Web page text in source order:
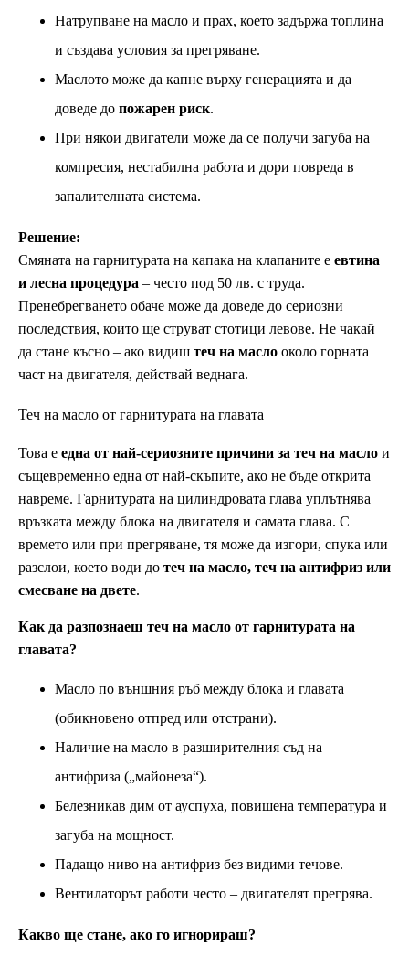
Натрупване на масло и прах, което задържа топлина
и създава условия за прегряване.
Маслото може да капне върху генерацията и да
доведе до пожарен риск.
При някои двигатели може да се получи загуба на
компресия, нестабилна работа и дори повреда в
запалителната система.
Решение:
Смяната на гарнитурата на капака на клапаните е евтина
и лесна процедура – често под 50 лв. с труда.
Пренебрегването обаче може да доведе до сериозни
последствия, които ще струват стотици левове. Не чакай
да стане късно – ако видиш теч на масло около горната
част на двигателя, действай веднага.
Теч на масло от гарнитурата на главата
Това е една от най-сериозните причини за теч на масло и
същевременно една от най-скъпите, ако не бъде открита
навреме. Гарнитурата на цилиндровата глава уплътнява
връзката между блока на двигателя и самата глава. С
времето или при прегряване, тя може да изгори, спука или
разслои, което води до теч на масло, теч на антифриз или
смесване на двете.
Как да разпознаеш теч на масло от гарнитурата на
главата?
Масло по външния ръб между блока и главата
(обикновено отпред или отстрани).
Наличие на масло в разширителния съд на
антифриза („майонеза“).
Белезникав дим от ауспуха, повишена температура и
загуба на мощност.
Падащо ниво на антифриз без видими течове.
Вентилаторът работи често – двигателят прегрява.
Какво ще стане, ако го игнорираш?